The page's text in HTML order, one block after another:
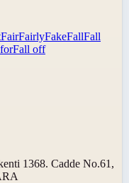
FairFairlyFakeFallFall
Fall off
1368. Cadde No.61,